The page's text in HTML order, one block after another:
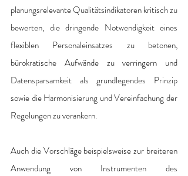
planungsrelevante Qualitätsindikatoren kritisch zu
bewerten, die dringende Notwendigkeit eines
flexiblen Personaleinsatzes zu betonen,
bürokratische Aufwände zu verringern und
Datensparsamkeit als grundlegendes Prinzip
sowie die Harmonisierung und Vereinfachung der
Regelungen zu verankern.
Auch die Vorschläge beispielsweise zur breiteren
Anwendung von Instrumenten des